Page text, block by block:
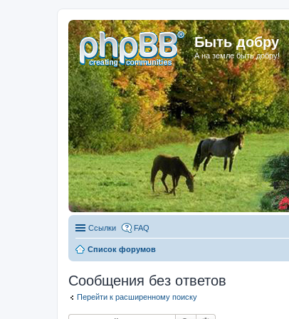
Быть добру
А на земле быть добру!
Ссылки FAQ
Список форумов
Сообщения без ответов
Перейти к расширенному поиску